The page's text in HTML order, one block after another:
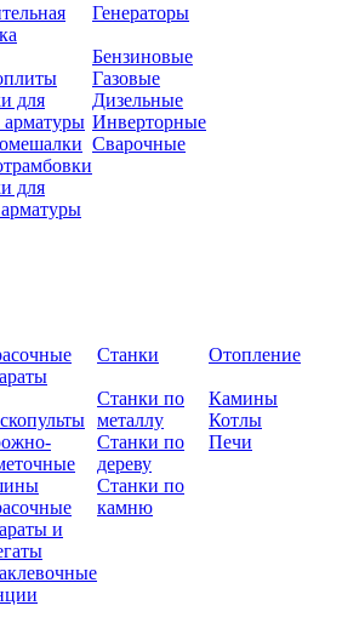
для
арматуры
для
Генераторы
Бензиновые
Газовые
Дизельные
Инверторные
Сварочные
и
Станки
Станки по
металлу
Станки по
дереву
Станки по
камню
Отопление
Камины
Котлы
Печи